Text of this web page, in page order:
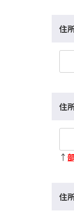
住
住
↑
住